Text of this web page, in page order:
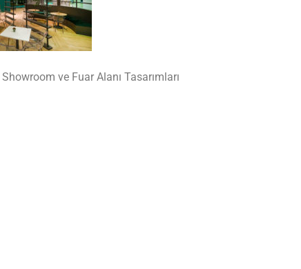
Showroom ve Fuar Alanı Tasarımları